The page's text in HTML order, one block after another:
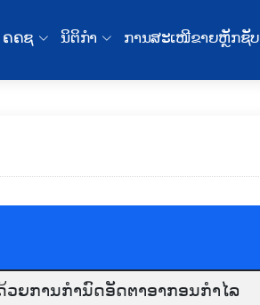
ຄຄຊ ນິຕິກໍາ ການສະເໜີຂາຍຫຼັກຊັບ
ຍການກໍານົດອັດຕາອາກອນກຳໄລ